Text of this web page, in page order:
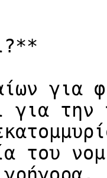
για
για
του